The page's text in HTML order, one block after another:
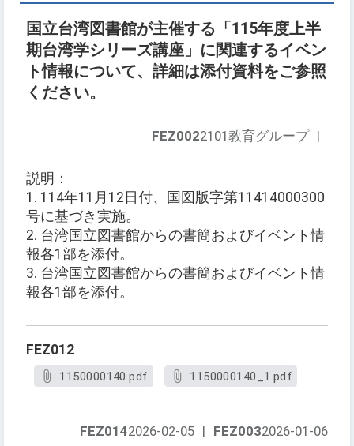
国立台湾図書館が主催する「115年度上半
期台湾学シリーズ講座」に関連するイベン
ト情報について、詳細は添付資料をご参照
ください。
FEZ0022101教育グループ |
説明：
1. 114年11月12日付、国図版字第11414000300
号に基づき実施。
2. 台湾国立図書館からの書簡およびイベント情
報各1部を添付。
3. 台湾国立図書館からの書簡およびイベント情
報各1部を添付。
FEZ012
1150000140.pdf 1150000140_1.pdf
FEZ0032026-01-06
FEZ0142026-02-05 |